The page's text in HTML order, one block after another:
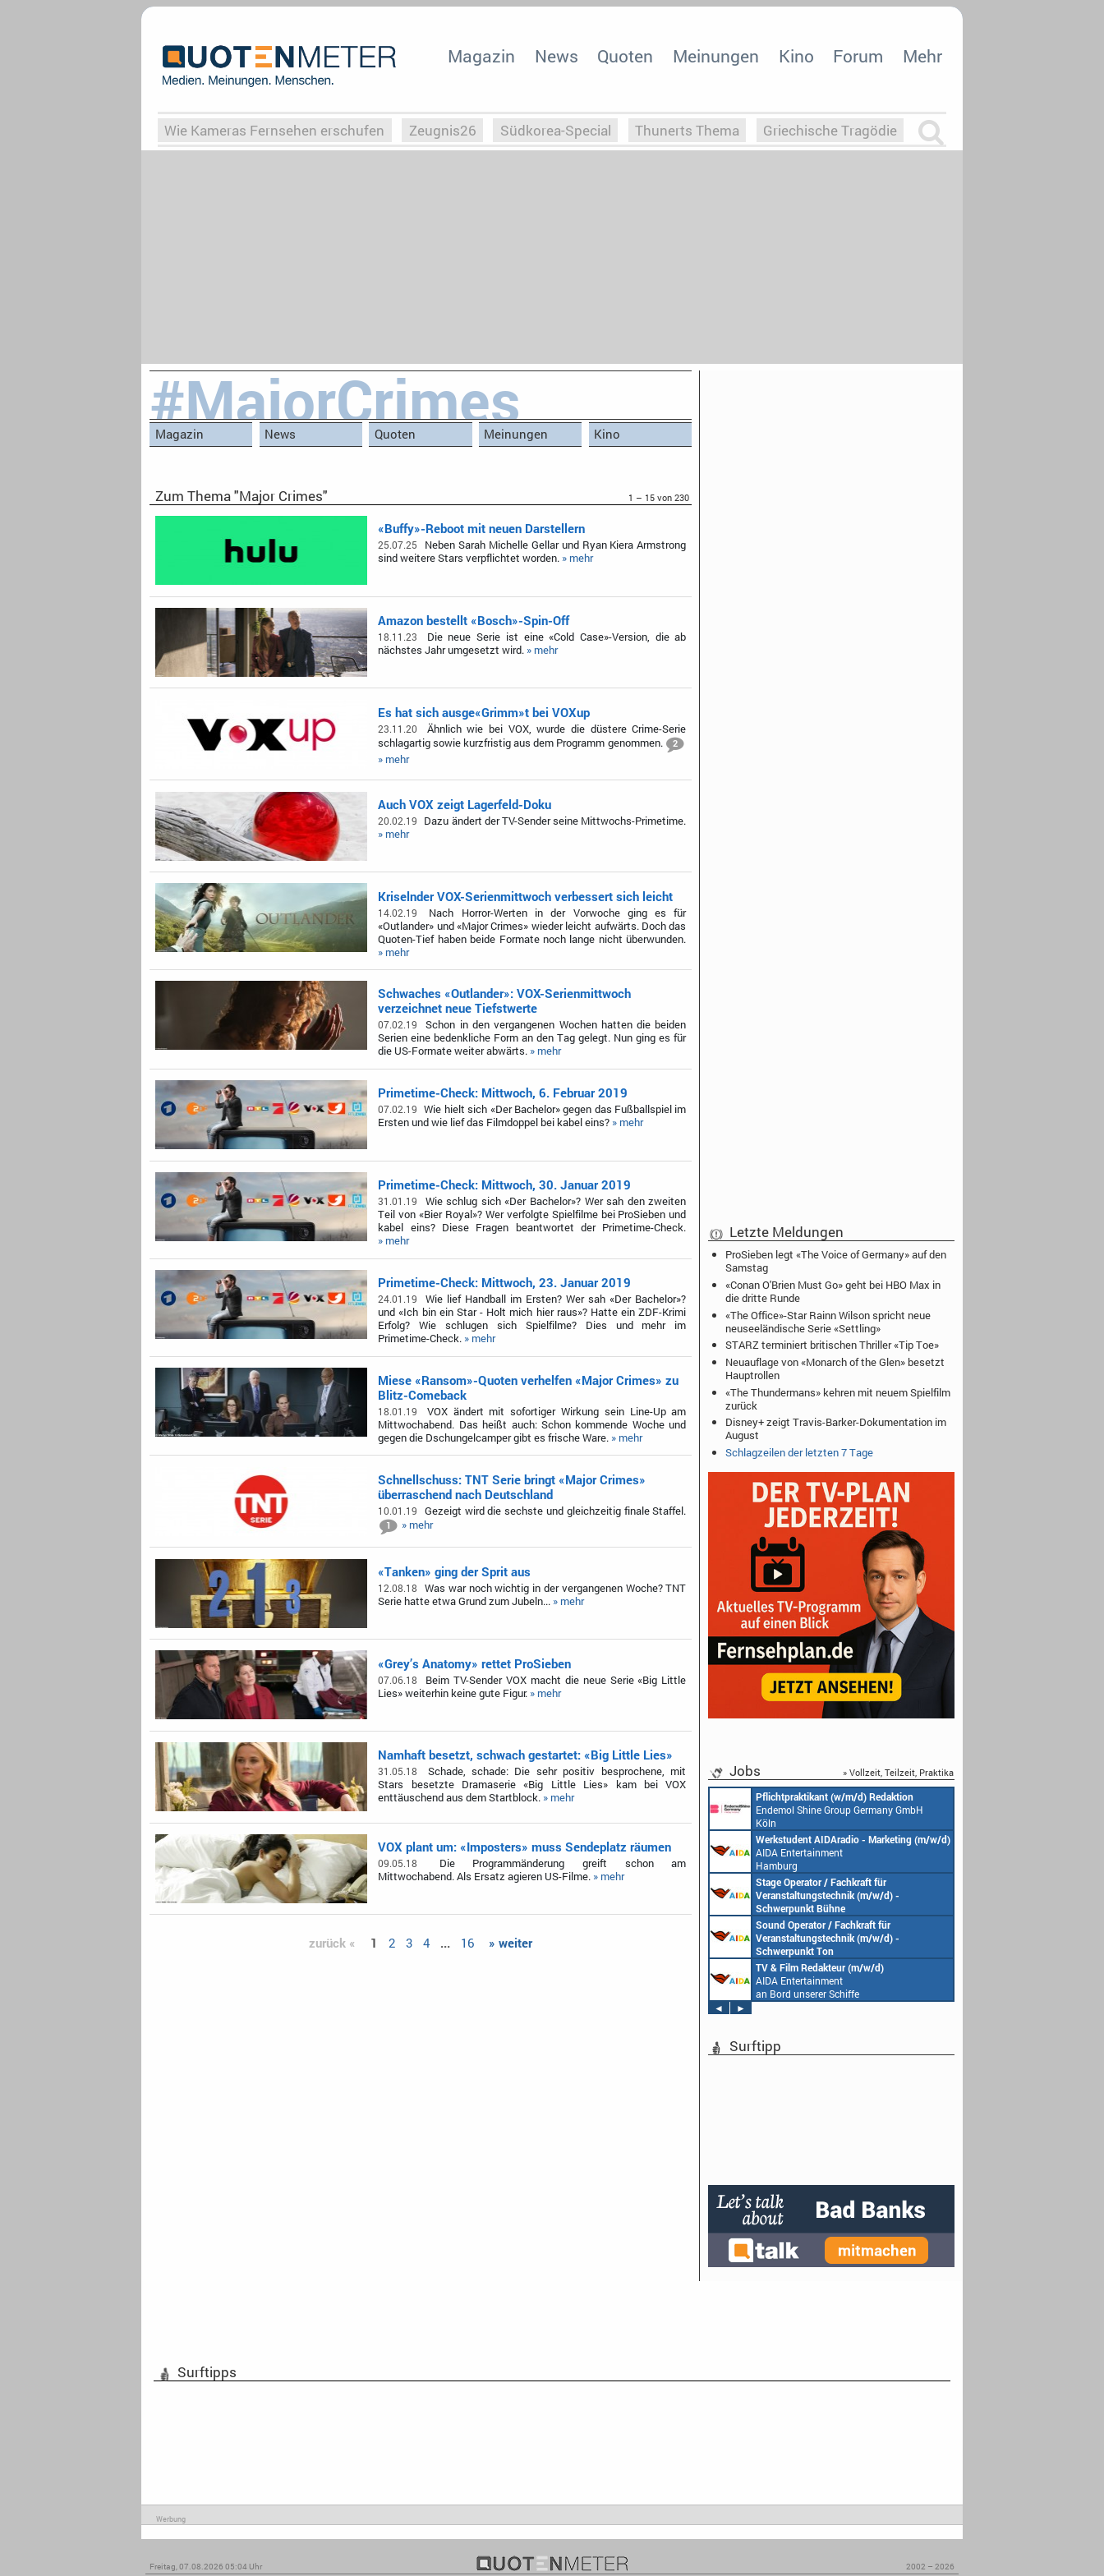
Magazin News Quoten Meinungen Kino Forum Mehr
Wie Kameras Fernsehen erschufen Zeugnis26 Südkorea-Special Thunerts Thema Griechische Tragödie
#MajorCrimes
Magazin News Quoten Meinungen Kino
Zum Thema "Major Crimes" 1 – 15 von 230
«Buffy»-Reboot mit neuen Darstellern
25.07.25
Neben Sarah Michelle Gellar und Ryan Kiera Armstrong
sind weitere Stars verpflichtet worden. » mehr
Amazon bestellt «Bosch»-Spin-Off
18.11.23
Die neue Serie ist eine «Cold Case»-Version, die ab
nächstes Jahr umgesetzt wird. » mehr
Es hat sich ausge«Grimm»t bei VOXup
23.11.20
Ähnlich wie bei VOX, wurde die düstere Crime-Serie
schlagartig sowie kurzfristig aus dem Programm genommen.
2
» mehr
Auch VOX zeigt Lagerfeld-Doku
20.02.19
Dazu ändert der TV-Sender seine Mittwochs-Primetime.
» mehr
Kriselnder VOX-Serienmittwoch verbessert sich leicht
14.02.19
Nach Horror-Werten in der Vorwoche ging es für
«Outlander» und «Major Crimes» wieder leicht aufwärts. Doch das
Quoten-Tief haben beide Formate noch lange nicht überwunden.
» mehr
Schwaches «Outlander»: VOX-Serienmittwoch
verzeichnet neue Tiefstwerte
07.02.19
Schon in den vergangenen Wochen hatten die beiden
Serien eine bedenkliche Form an den Tag gelegt. Nun ging es für
die US-Formate weiter abwärts. » mehr
Primetime-Check: Mittwoch, 6. Februar 2019
07.02.19 Wie hielt sich «Der Bachelor» gegen das Fußballspiel im
Ersten und wie lief das Filmdoppel bei kabel eins? » mehr
Primetime-Check: Mittwoch, 30. Januar 2019
31.01.19
Wie schlug sich «Der Bachelor»? Wer sah den zweiten
Teil von «Bier Royal»? Wer verfolgte Spielfilme bei ProSieben und
kabel eins? Diese Fragen beantwortet der Primetime-Check.
» mehr
Primetime-Check: Mittwoch, 23. Januar 2019
24.01.19
Wie lief Handball im Ersten? Wer sah «Der Bachelor»?
und «Ich bin ein Star - Holt mich hier raus»? Hatte ein ZDF-Krimi
Erfolg? Wie schlugen sich Spielfilme? Dies und mehr im
Primetime-Check. » mehr
Miese «Ransom»-Quoten verhelfen «Major Crimes» zu
Blitz-Comeback
18.01.19
VOX ändert mit sofortiger Wirkung sein Line-Up am
Mittwochabend. Das heißt auch: Schon kommende Woche und
gegen die Dschungelcamper gibt es frische Ware. » mehr
Schnellschuss: TNT Serie bringt «Major Crimes»
überraschend nach Deutschland
10.01.19 Gezeigt wird die sechste und gleichzeitig finale Staffel.
1 » mehr
«Tanken» ging der Sprit aus
12.08.18
Was war noch wichtig in der vergangenen Woche? TNT
Serie hatte etwa Grund zum Jubeln... » mehr
«Grey’s Anatomy» rettet ProSieben
07.06.18
Beim TV-Sender VOX macht die neue Serie «Big Little
Lies» weiterhin keine gute Figur. » mehr
Namhaft besetzt, schwach gestartet: «Big Little Lies»
31.05.18
Schade, schade: Die sehr positiv besprochene, mit
Stars besetzte Dramaserie «Big Little Lies» kam bei VOX
enttäuschend aus dem Startblock. » mehr
VOX plant um: «Imposters» muss Sendeplatz räumen
09.05.18
Die Programmänderung greift schon am
Mittwochabend. Als Ersatz agieren US-Filme. » mehr
zurück « 1 2 3 4 ... 16 » weiter
Letzte Meldungen
ProSieben legt «The Voice of Germany» auf den
Samstag
«Conan O'Brien Must Go» geht bei HBO Max in
die dritte Runde
«The Office»-Star Rainn Wilson spricht neue
neuseeländische Serie «Settling»
STARZ terminiert britischen Thriller «Tip Toe»
Neuauflage von «Monarch of the Glen» besetzt
Hauptrollen
«The Thundermans» kehren mit neuem Spielfilm
zurück
Disney+ zeigt Travis-Barker-Dokumentation im
August
Schlagzeilen der letzten 7 Tage
Jobs » Vollzeit, Teilzeit, Praktika
Pflichtpraktikant (w/m/d) Redaktion
Endemol Shine Group Germany GmbH
Köln
Werkstudent AIDAradio - Marketing (m/w/d)
AIDA Entertainment
Hamburg
Stage Operator / Fachkraft für
Veranstaltungstechnik (m/w/d) -
Schwerpunkt Bühne
AIDA Entertainment
an Bord unserer Schiffe
Sound Operator / Fachkraft für
Veranstaltungstechnik (m/w/d) -
Schwerpunkt Ton
AIDA Entertainment
an Bord unserer Schiffe
TV & Film Redakteur (m/w/d)
AIDA Entertainment
an Bord unserer Schiffe
◄
►
Surftipp
Surftipps
Werbung
Freitag, 07.08.2026 05:04 Uhr 2002 – 2026